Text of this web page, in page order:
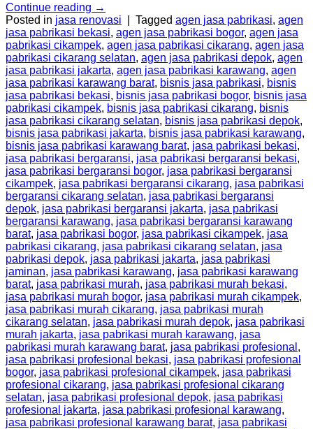
Continue reading →
Posted in jasa renovasi Tagged agen jasa pabrikasi, agen
jasa pabrikasi bekasi, agen jasa pabrikasi bogor, agen jasa
pabrikasi cikampek, agen jasa pabrikasi cikarang, agen jasa
pabrikasi cikarang selatan, agen jasa pabrikasi depok, agen
jasa pabrikasi jakarta, agen jasa pabrikasi karawang, agen
jasa pabrikasi karawang barat, bisnis jasa pabrikasi, bisnis
jasa pabrikasi bekasi, bisnis jasa pabrikasi bogor, bisnis jasa
pabrikasi cikampek, bisnis jasa pabrikasi cikarang, bisnis
jasa pabrikasi cikarang selatan, bisnis jasa pabrikasi depok,
bisnis jasa pabrikasi jakarta, bisnis jasa pabrikasi karawang,
bisnis jasa pabrikasi karawang barat, jasa pabrikasi bekasi,
jasa pabrikasi bergaransi, jasa pabrikasi bergaransi bekasi,
jasa pabrikasi bergaransi bogor, jasa pabrikasi bergaransi
cikampek, jasa pabrikasi bergaransi cikarang, jasa pabrikasi
bergaransi cikarang selatan, jasa pabrikasi bergaransi
depok, jasa pabrikasi bergaransi jakarta, jasa pabrikasi
bergaransi karawang, jasa pabrikasi bergaransi karawang
barat, jasa pabrikasi bogor, jasa pabrikasi cikampek, jasa
pabrikasi cikarang, jasa pabrikasi cikarang selatan, jasa
pabrikasi depok, jasa pabrikasi jakarta, jasa pabrikasi
jaminan, jasa pabrikasi karawang, jasa pabrikasi karawang
barat, jasa pabrikasi murah, jasa pabrikasi murah bekasi,
jasa pabrikasi murah bogor, jasa pabrikasi murah cikampek,
jasa pabrikasi murah cikarang, jasa pabrikasi murah
cikarang selatan, jasa pabrikasi murah depok, jasa pabrikasi
murah jakarta, jasa pabrikasi murah karawang, jasa
pabrikasi murah karawang barat, jasa pabrikasi profesional ,
jasa pabrikasi profesional bekasi, jasa pabrikasi profesional
bogor, jasa pabrikasi profesional cikampek, jasa pabrikasi
profesional cikarang, jasa pabrikasi profesional cikarang
selatan, jasa pabrikasi profesional depok, jasa pabrikasi
profesional jakarta, jasa pabrikasi profesional karawang,
jasa pabrikasi profesional karawang barat, jasa pabrikasi